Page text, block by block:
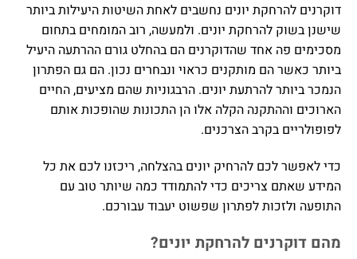
דוקרנים להרחקת יונים נחשבים לאחת השיטות היעילות ביותר
שישנן בשוק להרחקת יונים. ולמעשה, רוב המומחים בתחום
מסכימים פה אחד שהדוקרנים הם בהחלט גורם ההרתעה היעיל
ביותר כאשר הם מותקנים כראוי ונבחרים נכון. הם גם הפתרון
הנמכר ביותר להרתעת יונים. הרבגוניות שהם מציעים, החיים
הארוכים וההתקנה הקלה אלו הן התכונות שהופכות אותם
לפופולריים בקרב הצרכנים.
כדי לאפשר לכם להרחיק יונים בהצלחה, ריכזנו לכם את כל
המידע שאתם צריכים כדי להתמודד כמה שיותר טוב עם
התופעה ולזכות לפתרון שפשוט יעבוד עבורכם.
מהם דוקרנים להרחקת יונים?